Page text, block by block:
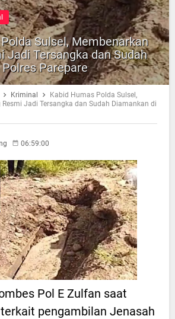
Sulsel, Membenarkan
Jadi Tersangka dan Sudah
Parepare
Kriminal
Kabid Humas Polda Sulsel,
Resmi Jadi Tersangka dan Sudah Diamankan di
06:59:00
Pol E Zulfan saat
pengambilan Jenasah